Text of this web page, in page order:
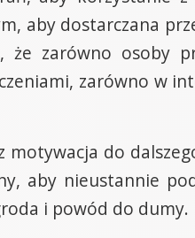
aby dostarczana
że zarówno osoby
zarówno w
do
aby nieustannie
i powód do dumy.